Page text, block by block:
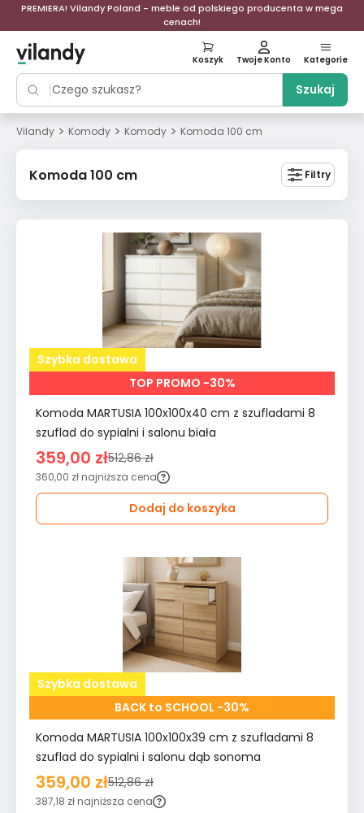
PREMIERA! Vilandy Poland - meble od polskiego producenta w mega
cenach!
Szukaj
Koszyk Twoje Konto Kategorie
Vilandy > Komody > Komody > Komoda 100 cm
Komoda 100 cm Filtry
Szybka dostawa
TOP PROMO -30%
Komoda MARTUSIA 100x100x40 cm z szufladami 8
szuflad do sypialni i salonu biała
359,00 zł512,86 zł
360,00 zł najniższa cena
Dodaj do koszyka
Szybka dostawa
BACK to SCHOOL -30%
Komoda MARTUSIA 100x100x39 cm z szufladami 8
szuflad do sypialni i salonu dąb sonoma
359,00 zł512,86 zł
387,18 zł najniższa cena